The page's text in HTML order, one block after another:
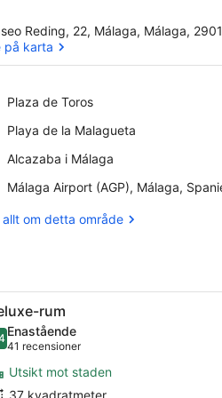
Reding, 22, Málaga, Málaga,
på karta
Plaza de Toros
Place,
de
Playa de la Malagueta
Place,
de
Malagueta
Alcazaba i Málaga
Place,
iMálaga Airport (AGP), Málaga,
Airport,
Airport
allt om detta område
på.
en stoppad sänggavel, ett1
3 rum
av 10
Enastående
41 recensioner
(41 recensioner)
Utsikt mot staden
37 kvadratmeter